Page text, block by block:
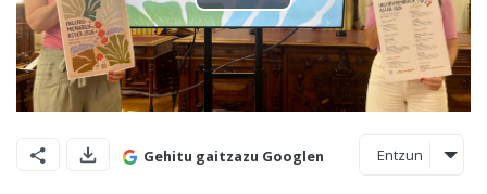
Gehitu gaitzazu Googlen Entzun